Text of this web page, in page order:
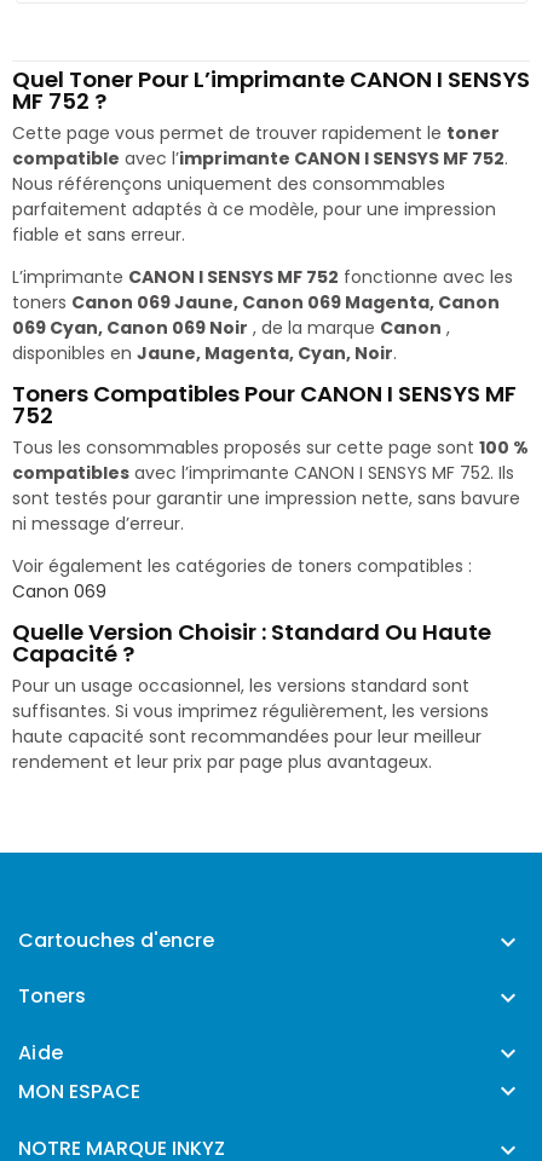
Quel Toner Pour L’imprimante CANON I SENSYS
MF 752 ?
Cette page vous permet de trouver rapidement le toner
compatible avec l’imprimante CANON I SENSYS MF 752.
Nous référençons uniquement des consommables
parfaitement adaptés à ce modèle, pour une impression
fiable et sans erreur.
L’imprimante CANON I SENSYS MF 752 fonctionne avec les
toners Canon 069 Jaune, Canon 069 Magenta, Canon
069 Cyan, Canon 069 Noir , de la marque Canon ,
disponibles en Jaune, Magenta, Cyan, Noir.
Toners Compatibles Pour CANON I SENSYS MF
752
Tous les consommables proposés sur cette page sont 100 %
compatibles avec l’imprimante CANON I SENSYS MF 752. Ils
sont testés pour garantir une impression nette, sans bavure
ni message d’erreur.
Voir également les catégories de toners compatibles :
Canon 069
Quelle Version Choisir : Standard Ou Haute
Capacité ?
Pour un usage occasionnel, les versions standard sont
suffisantes. Si vous imprimez régulièrement, les versions
haute capacité sont recommandées pour leur meilleur
rendement et leur prix par page plus avantageux.
Cartouches d'encre 
Toners 
Aide 
MON ESPACE 
NOTRE MARQUE INKYZ 